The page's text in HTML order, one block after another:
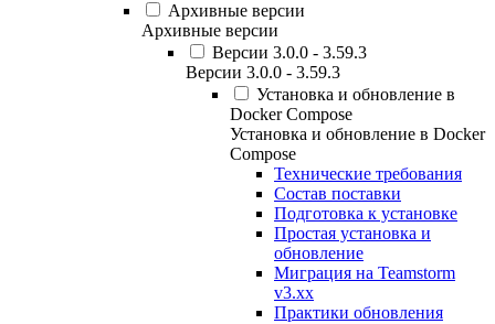
Архивные версии
Архивные версии
Версии 3.0.0 - 3.59.3
Версии 3.0.0 - 3.59.3
Установка и обновление в
Docker Compose
Установка и обновление в Docker
Compose
Технические требования
Состав поставки
Подготовка к установке
Простая установка и
обновление
Миграция на Teamstorm
v3.xx
Практики обновления